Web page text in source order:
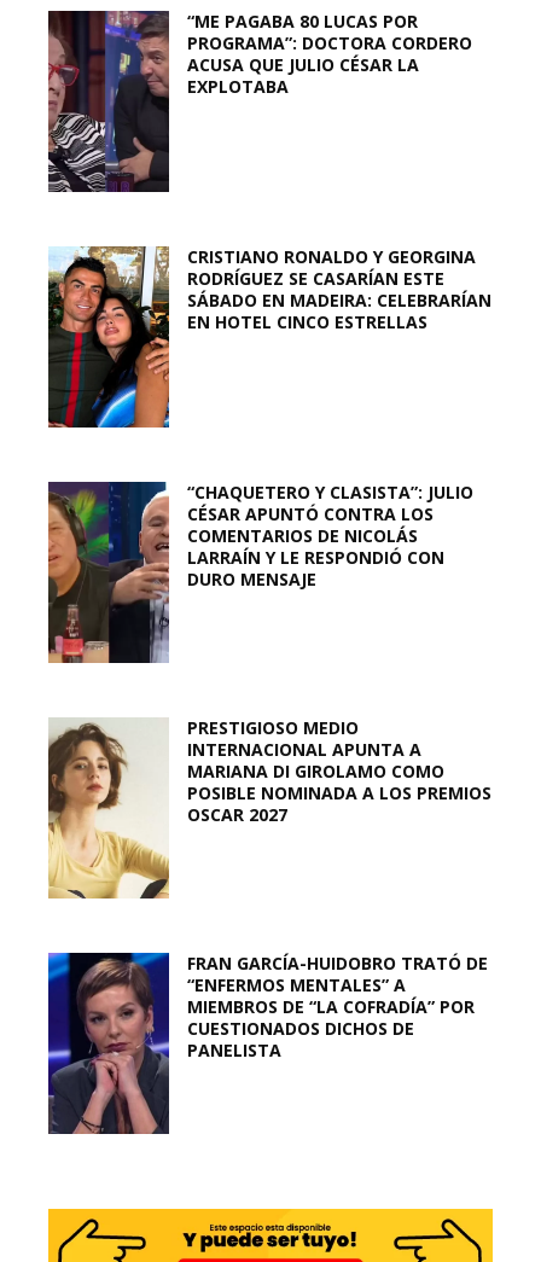
“ME PAGABA 80 LUCAS POR
PROGRAMA”: DOCTORA CORDERO
ACUSA QUE JULIO CÉSAR LA
EXPLOTABA
CRISTIANO RONALDO Y GEORGINA
RODRÍGUEZ SE CASARÍAN ESTE
SÁBADO EN MADEIRA: CELEBRARÍAN
EN HOTEL CINCO ESTRELLAS
“CHAQUETERO Y CLASISTA”: JULIO
CÉSAR APUNTÓ CONTRA LOS
COMENTARIOS DE NICOLÁS
LARRAÍN Y LE RESPONDIÓ CON
DURO MENSAJE
PRESTIGIOSO MEDIO
INTERNACIONAL APUNTA A
MARIANA DI GIROLAMO COMO
POSIBLE NOMINADA A LOS PREMIOS
OSCAR 2027
FRAN GARCÍA-HUIDOBRO TRATÓ DE
“ENFERMOS MENTALES” A
MIEMBROS DE “LA COFRADÍA” POR
CUESTIONADOS DICHOS DE
PANELISTA